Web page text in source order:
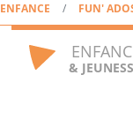
ENFANCE FUN'
&